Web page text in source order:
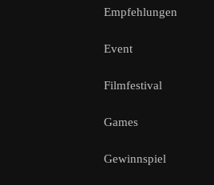
Empfehlungen
Event
Filmfestival
Games
Gewinnspiel